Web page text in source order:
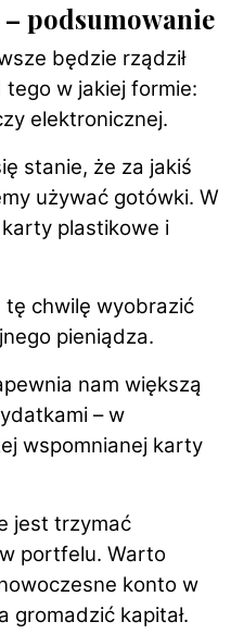
podsumowanie
będzie rządził
w jakiej formie:
elektronicznej.
stanie, że za jakiś
używać gotówki. W
plastikowe i
chwilę wyobrazić
pieniądza.
nam większą
– w
wspomnianej karty
jest trzymać
portfelu. Warto
konto w
gromadzić kapitał.